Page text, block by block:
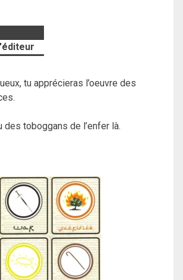
tu apprécieras l’oeuvre des
des toboggans de l’enfer là.